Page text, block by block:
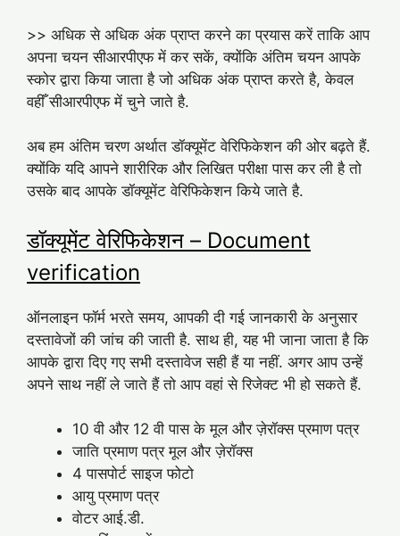
>> अधिक से अधिक अंक प्राप्त करने का प्रयास करें ताकि आप
अपना चयन सीआरपीएफ में कर सकें, क्योंकि अंतिम चयन आपके
स्कोर द्वारा किया जाता है जो अधिक अंक प्राप्त करते है, केवल
वहीँ सीआरपीएफ में चुने जाते है.
अब हम अंतिम चरण अर्थात डॉक्यूमेंट वेरिफिकेशन की ओर बढ़ते हैं.
क्योंकि यदि आपने शारीरिक और लिखित परीक्षा पास कर ली है तो
उसके बाद आपके डॉक्यूमेंट वेरिफिकेशन किये जाते है.
डॉक्यूमेंट वेरिफिकेशन – Document
verification
ऑनलाइन फॉर्म भरते समय, आपकी दी गई जानकारी के अनुसार
दस्तावेजों की जांच की जाती है. साथ ही, यह भी जाना जाता है कि
आपके द्वारा दिए गए सभी दस्तावेज सही हैं या नहीं. अगर आप उन्हें
अपने साथ नहीं ले जाते हैं तो आप वहां से रिजेक्ट भी हो सकते हैं.
10 वी और 12 वी पास के मूल और ज़ेरॉक्स प्रमाण पत्र
जाति प्रमाण पत्र मूल और ज़ेरॉक्स
4 पासपोर्ट साइज फोटो
आयु प्रमाण पत्र
वोटर आई.डी.